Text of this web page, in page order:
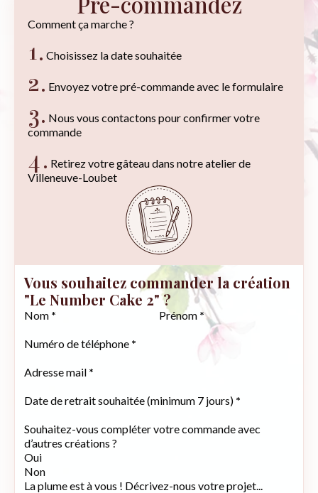
Comment ça marche ?
1. Choisissez la date souhaitée
2. Envoyez votre pré-commande avec le formulaire
3. Nous vous contactons pour confirmer votre
commande
4. Retirez votre gâteau dans notre atelier de
Villeneuve-Loubet
Vous souhaitez commander la création
"Le Number Cake 2" ?
Section
Nom * Prénom *
Numéro de téléphone *
Adresse mail *
Date de retrait souhaitée (minimum 7 jours) *
Souhaitez-vous compléter votre commande avec
d’autres créations ?
Oui
Non
La plume est à vous ! Décrivez-nous votre projet...